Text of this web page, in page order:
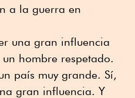
a la guerra en
una gran influencia
hombre respetado.
país muy grande. Sí,
gran influencia. Y